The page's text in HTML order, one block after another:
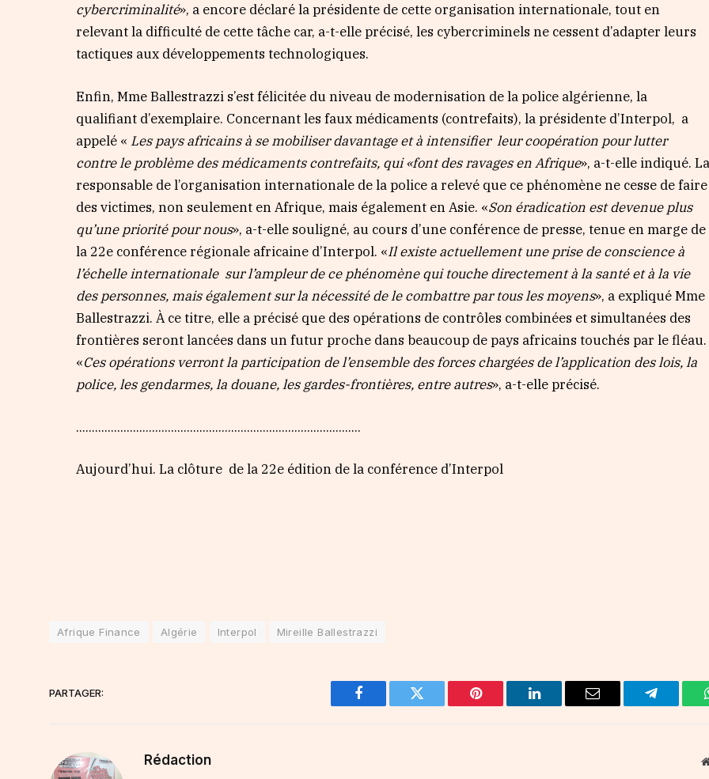
cybercriminalité», a encore déclaré la présidente de cette organisation internationale, tout en
relevant la difficulté de cette tâche car, a-t-elle précisé, les cybercriminels ne cessent d’adapter leurs
tactiques aux développements technologiques.
Enfin, Mme Ballestrazzi s’est félicitée du niveau de modernisation de la police algérienne, la
qualifiant d’exemplaire. Concernant les faux médicaments (contrefaits), la présidente d’Interpol, a
appelé « Les pays africains à se mobiliser davantage et à intensifier leur coopération pour lutter
contre le problème des médicaments contrefaits, qui «font des ravages en Afrique», a-t-elle indiqué. La
responsable de l’organisation internationale de la police a relevé que ce phénomène ne cesse de faire
des victimes, non seulement en Afrique, mais également en Asie. «Son éradication est devenue plus
qu’une priorité pour nous», a-t-elle souligné, au cours d’une conférence de presse, tenue en marge de
la 22e conférence régionale africaine d’Interpol. «Il existe actuellement une prise de conscience à
l’échelle internationale sur l’ampleur de ce phénomène qui touche directement à la santé et à la vie
des personnes, mais également sur la nécessité de le combattre par tous les moyens», a expliqué Mme
Ballestrazzi. À ce titre, elle a précisé que des opérations de contrôles combinées et simultanées des
frontières seront lancées dans un futur proche dans beaucoup de pays africains touchés par le fléau.
«Ces opérations verront la participation de l’ensemble des forces chargées de l’application des lois, la
police, les gendarmes, la douane, les gardes-frontières, entre autres», a-t-elle précisé.
………………………………………………………………………………
Aujourd’hui. La clôture de la 22e édition de la conférence d’Interpol
Afrique Finance Algérie Interpol Mireille Ballestrazzi
PARTAGER:
Facebook Twitter Pinterest LinkedIn Email Telegram
Rédaction